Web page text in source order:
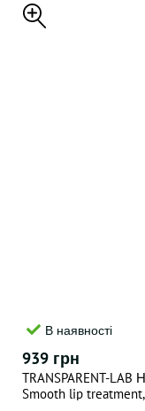
В наявності
939 грн
TRANSPARENT-
Smooth lip